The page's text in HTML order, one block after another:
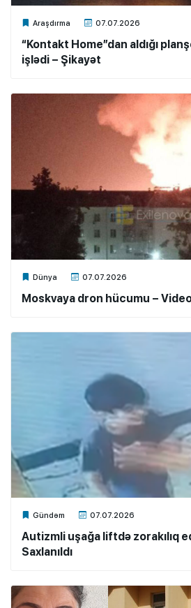
Araşdırma 07.07.2026
Xalq.Online
“Kontakt Home”dan aldığı
işlədi – Şikayət
Dünya 07.07.2026
Xalq.Online
Moskvaya dron hücumu –
Gündəm 07.07.2026
Xalq.Online
Autizmli uşağa liftdə zorakılıq
Saxlanıldı